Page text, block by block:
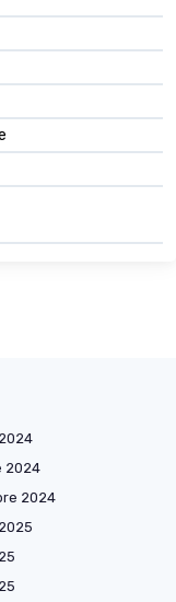
2024
2024